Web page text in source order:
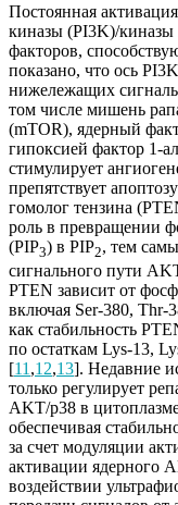
Постоянная
киназы (PI3K)/
факторов,
показано, что ось
нижележащих
том числе мишень
(mTOR), ядерный
гипоксией фактор 1-
стимулирует
препятствует
гомолог тензина
роль в превращении
(PIP3) в PIP2, тем
сигнального пути
PTEN зависит от
включая Ser-380, Thr-
как стабильность
по остаткам Lys-13,
[11 ,12,13]. Недавние
только регулирует
AKT/p38 в
обеспечивая
за счет модуляции
активации ядерного
воздействии